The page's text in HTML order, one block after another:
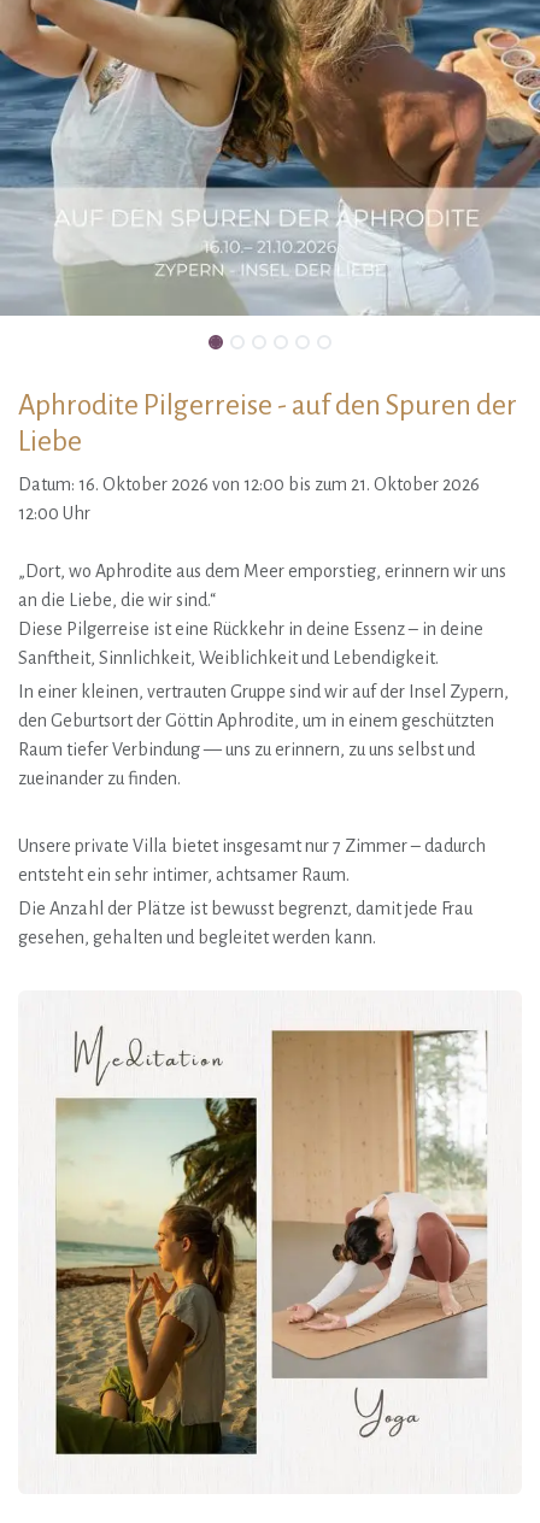
Aphrodite Pilgerreise - auf den Spuren der
Liebe
Datum: 16. Oktober 2026 von 12:00 bis zum 21. Oktober 2026
12:00 Uhr
„Dort, wo Aphrodite aus dem Meer emporstieg, erinnern wir uns
an die Liebe, die wir sind.“
Diese Pilgerreise ist eine Rückkehr in deine Essenz – in deine
Sanftheit, Sinnlichkeit, Weiblichkeit und Lebendigkeit.
In einer kleinen, vertrauten Gruppe sind wir auf der Insel Zypern,
den Geburtsort der Göttin Aphrodite, um in einem geschützten
Raum tiefer Verbindung — uns zu erinnern, zu uns selbst und
zueinander zu finden.
Unsere private Villa bietet insgesamt nur 7 Zimmer – dadurch
entsteht ein sehr intimer, achtsamer Raum.
Die Anzahl der Plätze ist bewusst begrenzt, damit jede Frau
gesehen, gehalten und begleitet werden kann.